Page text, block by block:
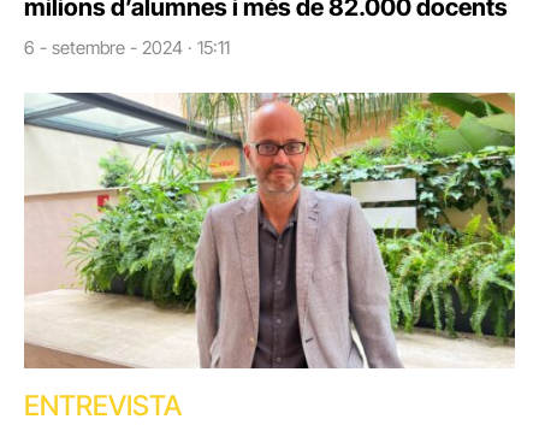
milions d’alumnes i més de 82.000 docents
6 - setembre - 2024 · 15:11
ENTREVISTA